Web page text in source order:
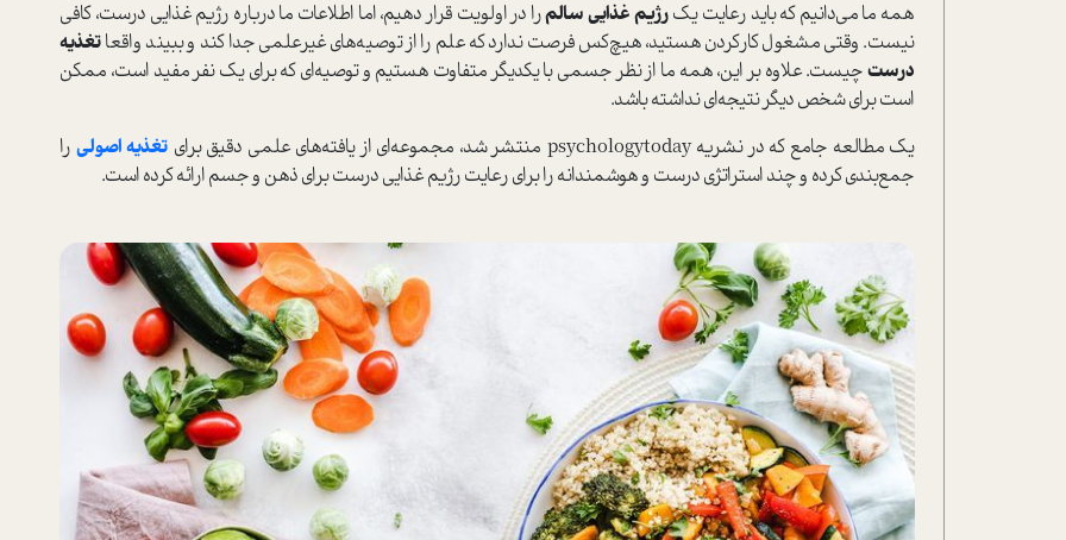
همه ما می‌دانیم که باید رعایت یکرژیم غذایی سالمرا در اولویت قرار دهیم، اما اطلاعات ما درباره رژیم غذایی درست، کافی
نیست. وقتی مشغول کار‌کردن هستید، هیچ‌کس فرصت ندارد که علم را از توصیه‌های غیرعلمی جدا کند و ببیند واقعاتغذیه
درستچیست. علاوه بر این، همه ما از نظر جسمی با یکدیگر متفاوت هستیم و توصیه‌ای که برای یک نفر مفید ا‌ست، ممکن
ا‌ست برای شخص دیگر نتیجه‌ای نداشته باشد.
یک مطالعه جامع که در نشریه psychologytoday منتشر شد، مجموعه‌ای از یافته‌های علمی دقیق برای
تغذیه اصولی را
جمع‌بندی کرده و چند ا‌ستراتژی درست و هوشمندانه را برای رعایت رژیم غذایی درست برای ذهن و جسم ارائه کرده ا‌ست.